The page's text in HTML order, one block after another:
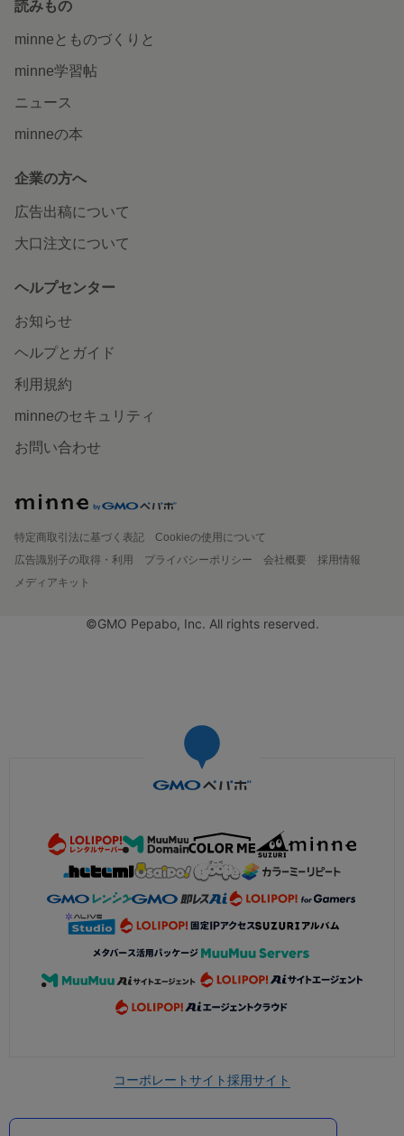
読みもの
minneとものづくりと
minne学習帖
ニュース
minneの本
企業の方へ
広告出稿について
大口注文について
ヘルプセンター
お知らせ
ヘルプとガイド
利用規約
minneのセキュリティ
お問い合わせ
特定商取引法に基づく表記
Cookieの使用について
広告識別子の取得・利用
プライバシーポリシー 会社概要
採用情報
メディアキット
©GMO Pepabo, Inc. All rights reserved.
コーポレートサイト採用サイト